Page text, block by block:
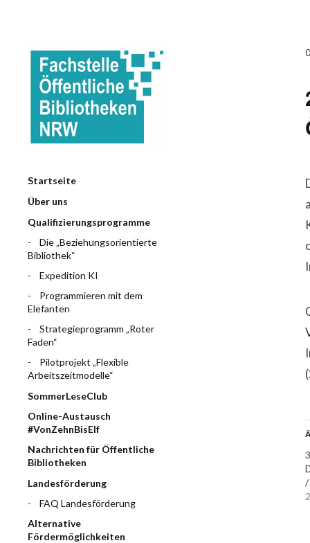
Startseite
Über uns
Qualifizierungsprogramme
Die „Beziehungsorientierte
Bibliothek“
Expedition KI
Programmieren mit dem
Elefanten
Strategieprogramm „Roter
Faden“
Pilotprojekt „Flexible
Arbeitszeitmodelle“
SommerLeseClub
Online-Austausch
#VonZehnBisElf
Nachrichten für Öffentliche
Bibliotheken
Landesförderung
FAQ Landesförderung
Alternative
Fördermöglichkeiten
/